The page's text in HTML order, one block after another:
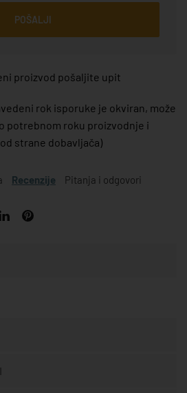
POŠALJI
proizvod pošaljite upit
rok isporuke je okviran, može
potrebnom roku proizvodnje i
strane dobavljača)
Recenzije Pitanja i odgovori